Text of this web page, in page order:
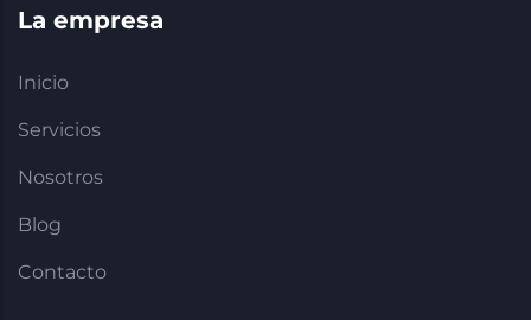
La empresa
Inicio
Servicios
Nosotros
Blog
Contacto